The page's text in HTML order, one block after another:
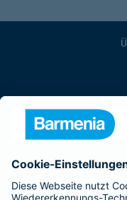
Barmenia